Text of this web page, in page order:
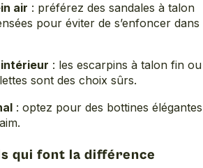
air : préférez des sandales à talon
pour éviter de s’enfoncer dans
: les escarpins à talon fin ou
sont des choix sûrs.
: optez pour des bottines élégantes
qui font la différence